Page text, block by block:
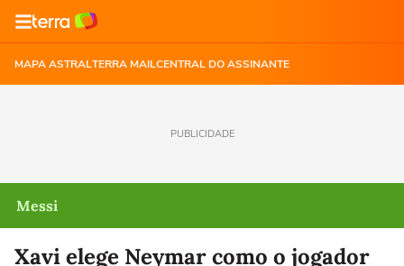
MAPA ASTRALTERRA MAILCENTRAL DO ASSINANTE
PUBLICIDADE
Messi
Xavi elege Neymar como o jogador